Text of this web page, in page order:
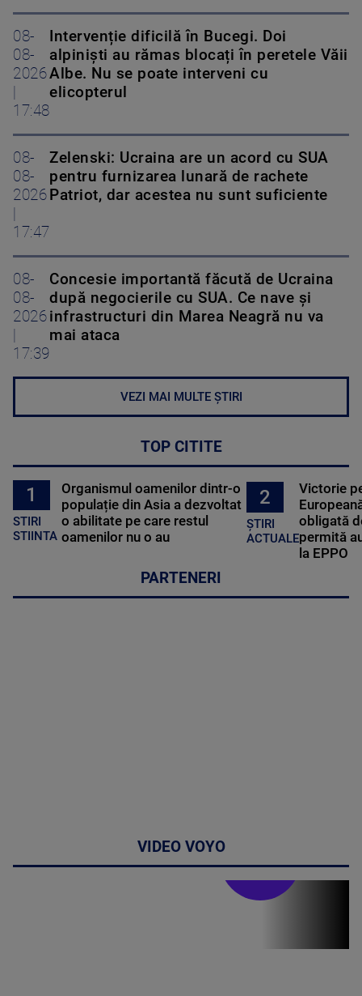
08-
08-
2026
|
17:48
Intervenție dificilă în Bucegi. Doi
alpiniști au rămas blocați în peretele Văii
Albe. Nu se poate interveni cu
elicopterul
08-
08-
2026
|
17:47
Zelenski: Ucraina are un acord cu SUA
pentru furnizarea lunară de rachete
Patriot, dar acestea nu sunt suficiente
08-
08-
2026
|
17:39
Concesie importantă făcută de Ucraina
după negocierile cu SUA. Ce nave şi
infrastructuri din Marea Neagră nu va
mai ataca
VEZI MAI MULTE ȘTIRI
TOP CITITE
1
STIRI
STIINTA
Organismul oamenilor dintr-o
populație din Asia a dezvoltat
o abilitate pe care restul
oamenilor nu o au
2
ȘTIRI
ACTUALE
Victorie
obligată
permită
la EPPO
PARTENERI
VIDEO VOYO
Stirile PRO TV